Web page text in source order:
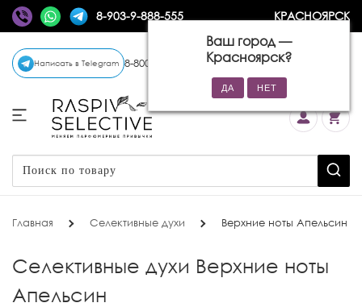
8-903-9-888-555 КРАСНОЯРСК
Ваш город —
Красноярск?
Написать в Telegram 8-800-770-72-34 (бесплатно)
Главная Селективные духи Верхние ноты Апельсин
Селективные духи Верхние ноты
Апельсин